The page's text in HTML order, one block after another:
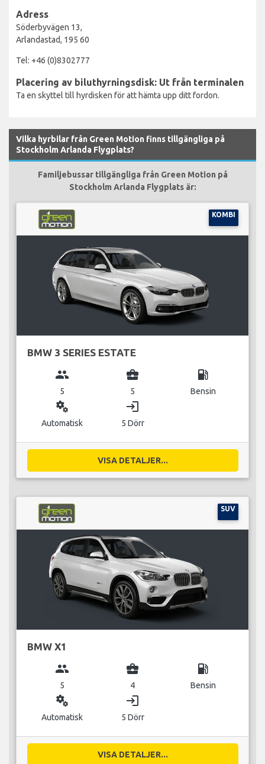
Adress
Söderbyvägen 13,
Arlandastad, 195 60
Tel: +46 (0)8302777
Placering av biluthyrningsdisk: Ut från terminalen
Ta en skyttel till hyrdisken för att hämta upp ditt fordon.
Vilka hyrbilar från Green Motion finns tillgängliga på
Stockholm Arlanda Flygplats?
Familjebussar tillgängliga från Green Motion på
Stockholm Arlanda Flygplats är:
KOMBI
BMW 3 SERIES ESTATE
group
5
business_center
5
local_gas_station
Bensin
miscellaneous_services
Automatisk
login
5 Dörr
VISA DETALJER...
SUV
BMW X1
group
5
business_center
4
local_gas_station
Bensin
miscellaneous_services
Automatisk
login
5 Dörr
VISA DETALJER...